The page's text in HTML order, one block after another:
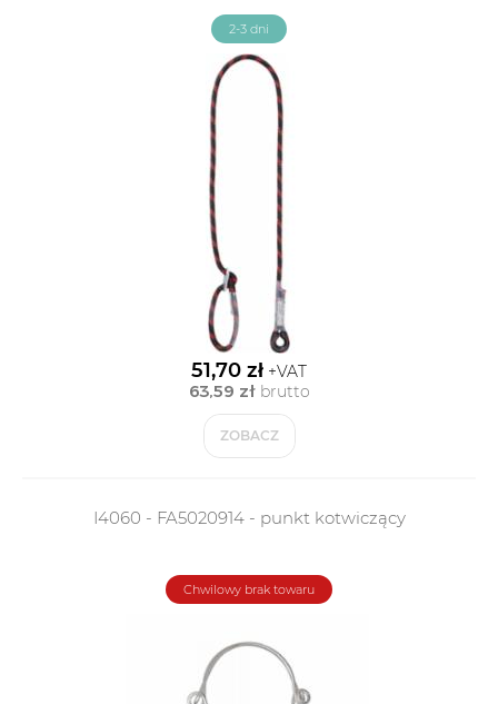
2-3 dni
51,70 zł +VAT
63,59 złbrutto
ZOBACZ
I4060 - FA5020914 - punkt kotwiczący
Chwilowy brak towaru